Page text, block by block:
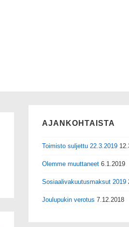
AJANKOHTAISTA
Toimisto suljettu 22.3.2019
Olemme muuttaneet 6.1.2019
Sosiaalivakuutusmaksut 2019
Joulupukin verotus 7.12.2018